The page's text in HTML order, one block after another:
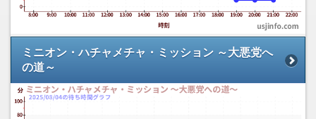
ミニオン・ハチャメチャ・ミッション ～大悪党へ
の道～